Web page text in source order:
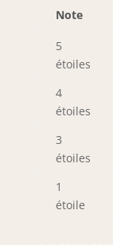
Note
5
étoiles
4
étoiles
3
étoiles
1
étoile